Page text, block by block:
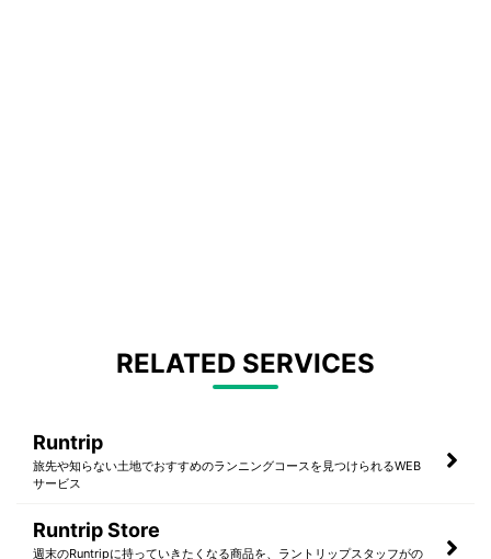
RELATED SERVICES
Runtrip
旅先や知らない土地でおすすめのランニングコースを見つけられるWEB
サービス
Runtrip Store
週末のRuntripに持っていきたくなる商品を、ラントリップスタッフがの